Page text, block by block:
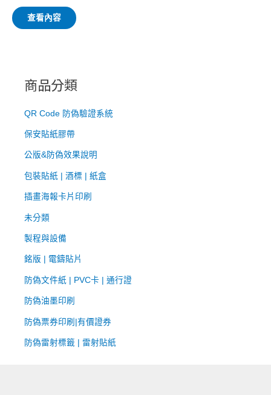
查看內容
商品分類
QR Code 防偽驗證系統
​保安貼紙膠帶
公版&防偽效果說明
包裝貼紙 | 酒標 | 紙盒
插畫海報卡片印刷
未分類
製程與設備
銘版 | 電鑄貼片
防偽文件紙 | PVC卡 | 通行證
防偽油墨印刷
防偽票券印刷|有價證券
防偽雷射標籤 | 雷射貼紙